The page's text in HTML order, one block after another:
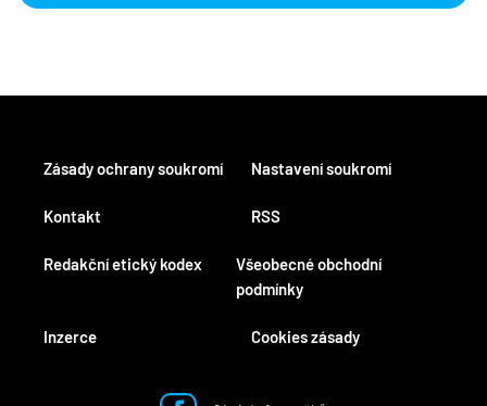
Kontakt
Redakční etický kodex
Inzerce
RSS
Všeobecné obchodní
podmínky
Cookies zásady
Zásady ochrany soukromí Nastavení soukromí